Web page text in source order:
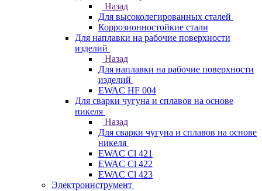
Назад
Для высоколегированных сталей
Коррозионностойкие стали
Для наплавки на рабочие поверхности
изделий
Назад
Для наплавки на рабочие поверхности
изделий
EWAC HF 004
Для сварки чугуна и сплавов на основе
никеля
Назад
Для сварки чугуна и сплавов на основе
никеля
EWAC Cl 421
EWAC Cl 422
EWAC Cl 423
Электроинструмент